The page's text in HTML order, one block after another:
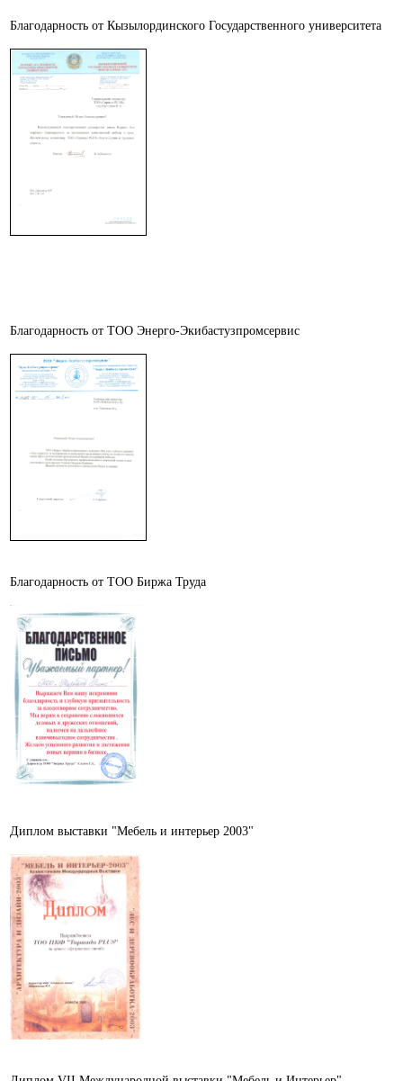
Благодарность от Кызылординского Государственного университета
Благодарность от ТОО Энерго-Экибастузпромсервис
Благодарность от ТОО Биржа Труда
Диплом выставки "Мебель и интерьер 2003"